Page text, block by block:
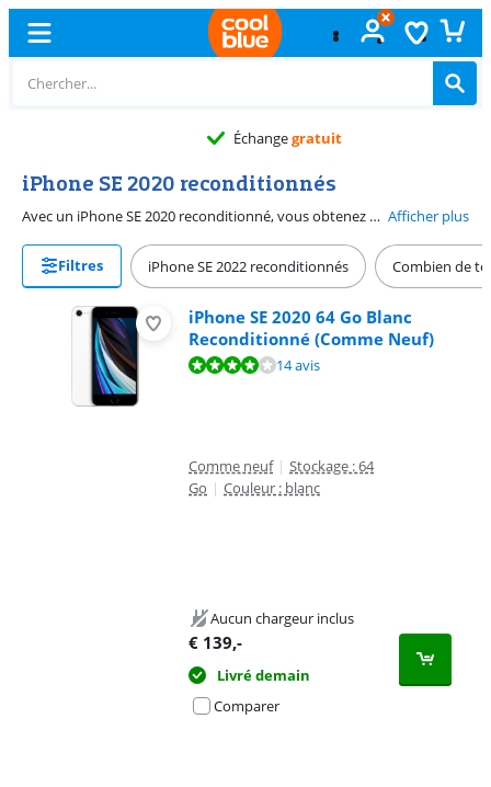
Échangegratuit
iPhone SE 2020 reconditionnés
Avec un iPhone SE 2020 reconditionné, vous obtenez un bon smartphone à un prix abordable. L'iPhone SE 2020 de deuxième main a été vérifié et remis à neuf si nécessaire. Vous bénéficiez d'une garantie de 2 ans et vous recevrez les mises à jour iOS jusqu'en 2025 inclus. Vous êtes donc sûr de pouvoir continuer à utiliser l'iPhone SE 2020 reconditionné pendant un certain temps. L'état de la batterie est comparable à celui d'un nouveau smartphone. Vous pouvez facilement tenir l'iPhone SE 2020 compact d'une seule main. Vous déverrouillez l'appareil avec le capteur d'empreintes digitales dans le bouton d'accueil. Afficher plus
Filtres iPhone SE 2022 reconditionnés Combien de
iPhone SE 2020 64 Go Blanc
Reconditionné (Comme Neuf)
La note est de 8,1 sur 10, basée sur 14 avis.14 avis
Comme neuf | Stockage : 64
Go | Couleur : blanc
Aucun chargeur inclus
€ 139,-
Livré demain
Comparer